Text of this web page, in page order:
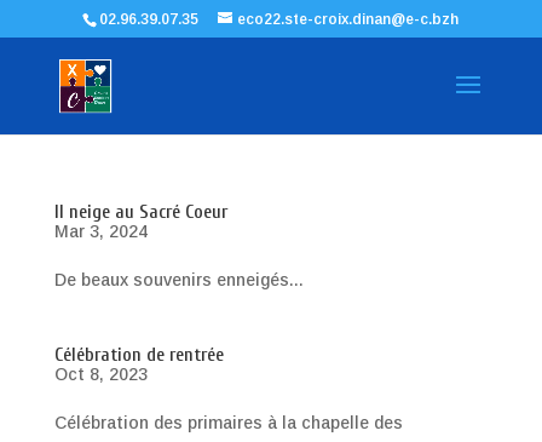
02.96.39.07.35 eco22.ste-croix.dinan@e-c.bzh
Il neige au Sacré Coeur
Mar 3, 2024
De beaux souvenirs enneigés...
Célébration de rentrée
Oct 8, 2023
Célébration des primaires à la chapelle des